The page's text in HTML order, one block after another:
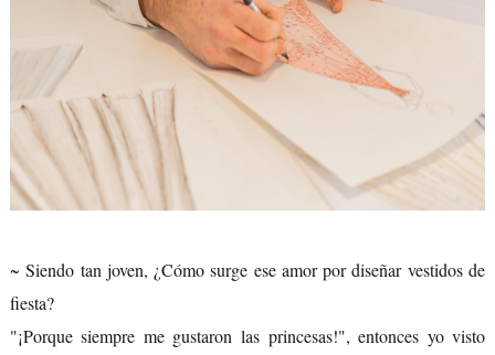
~ Siendo tan joven, ¿Cómo surge ese amor por diseñar vestidos de
fiesta?
"¡Porque siempre me gustaron las princesas!", entonces yo visto